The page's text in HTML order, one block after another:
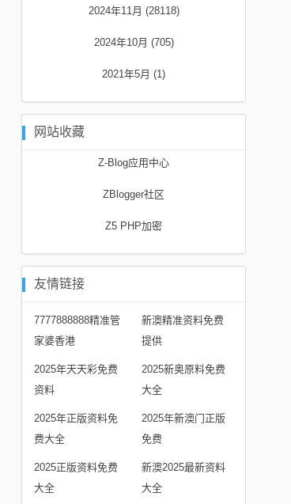
2024年11月 (28118)
2024年10月 (705)
2021年5月 (1)
网站收藏
Z-Blog应用中心
ZBlogger社区
Z5 PHP加密
友情链接
7777888888精准管
家婆香港
新澳精准资料免费
提供
2025年天天彩免费
资料
2025新奥原料免费
大全
2025年正版资料免
费大全
2025年新澳门正版
免费
2025正版资料免费
大全
新澳2025最新资料
大全